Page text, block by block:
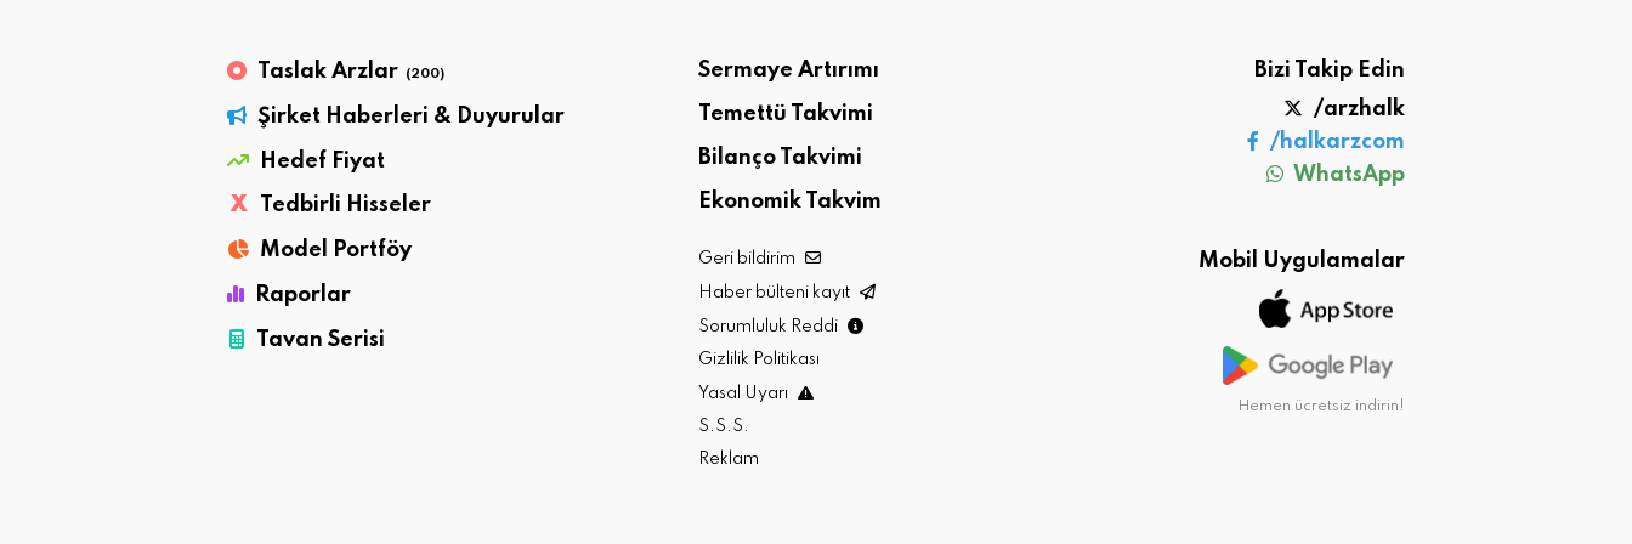
Taslak Arzlar (200)
Şirket Haberleri & Duyurular
Hedef Fiyat
X
Tedbirli Hisseler
Model Portföy
Raporlar
Tavan Serisi
Sermaye Artırımı
Temettü Takvimi
Bilanço Takvimi
Ekonomik Takvim
Geri bildirim
Haber bülteni kayıt
Sorumluluk Reddi
Gizlilik Politikası
Yasal Uyarı
S.S.S.
Reklam
Bizi Takip Edin
/arzhalk
/halkarzcom
WhatsApp
Mobil Uygulamalar
Hemen ücretsiz indirin!